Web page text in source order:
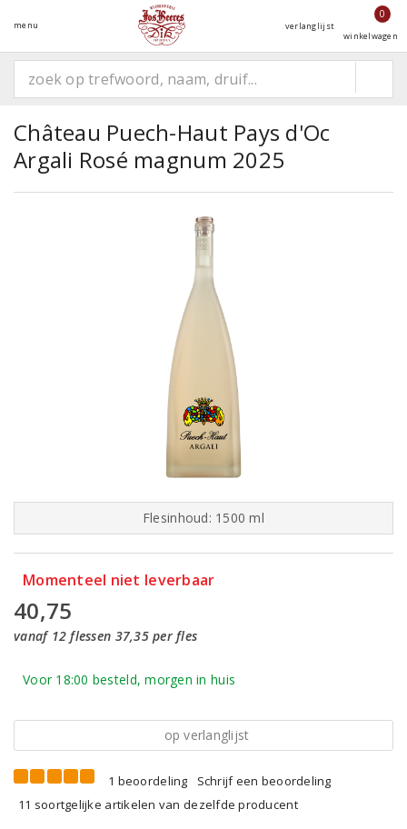
menu verlanglijst
0
winkelwagen
Château Puech-Haut Pays d'Oc
Argali Rosé magnum 2025
Flesinhoud: 1500 ml
Momenteel niet leverbaar
40,75
vanaf 12 flessen 37,35 per fles
Voor 18:00 besteld, morgen in huis
op verlanglijst
1 beoordeling
Schrijf een beoordeling
11 soortgelijke artikelen van dezelfde producent